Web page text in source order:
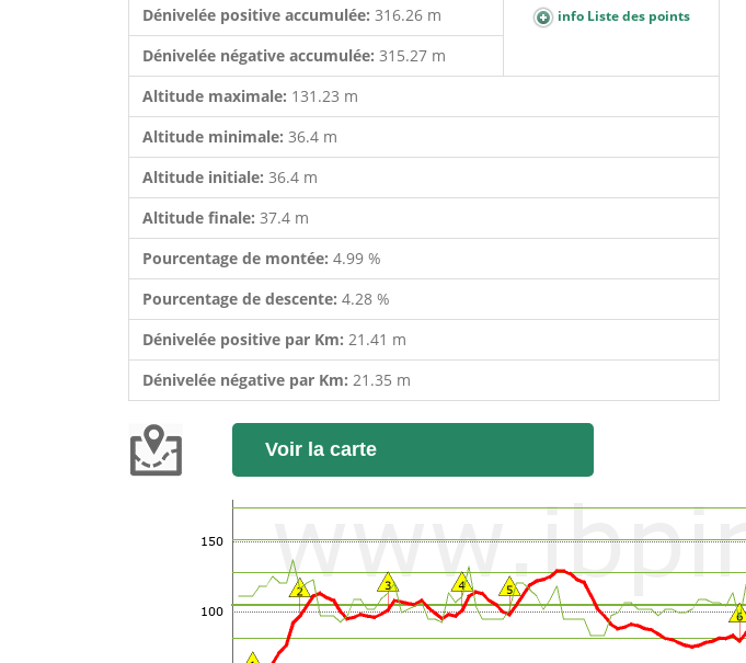
Dénivelée positive accumulée: 316.26 m info Liste des points
Dénivelée négative accumulée: 315.27 m
Altitude maximale: 131.23 m
Altitude minimale: 36.4 m
Altitude initiale: 36.4 m
Altitude finale: 37.4 m
Pourcentage de montée: 4.99 %
Pourcentage de descente: 4.28 %
Dénivelée positive par Km: 21.41 m
Dénivelée négative par Km: 21.35 m
Voir la carte